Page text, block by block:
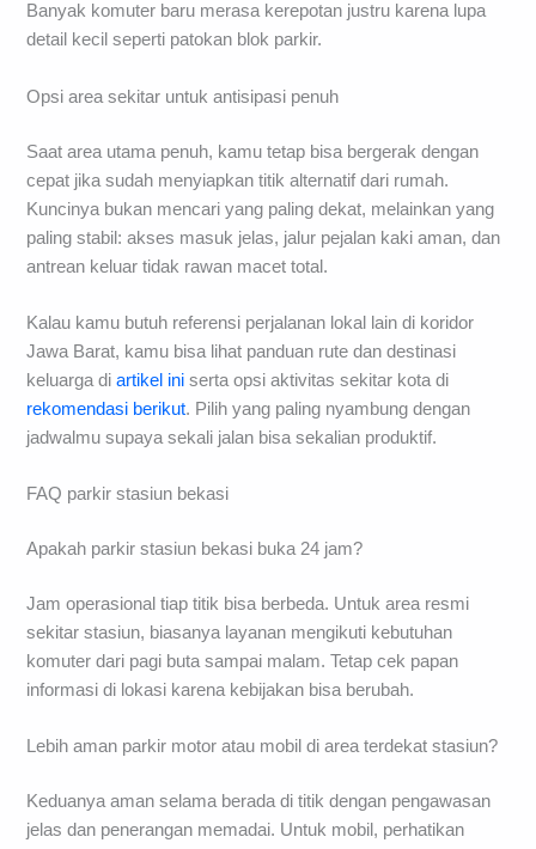
Banyak komuter baru merasa kerepotan justru karena lupa
detail kecil seperti patokan blok parkir.
Opsi area sekitar untuk antisipasi penuh
Saat area utama penuh, kamu tetap bisa bergerak dengan
cepat jika sudah menyiapkan titik alternatif dari rumah.
Kuncinya bukan mencari yang paling dekat, melainkan yang
paling stabil: akses masuk jelas, jalur pejalan kaki aman, dan
antrean keluar tidak rawan macet total.
Kalau kamu butuh referensi perjalanan lokal lain di koridor
Jawa Barat, kamu bisa lihat panduan rute dan destinasi
keluarga diartikel ini serta opsi aktivitas sekitar kota di
rekomendasi berikut. Pilih yang paling nyambung dengan
jadwalmu supaya sekali jalan bisa sekalian produktif.
FAQ parkir stasiun bekasi
Apakah parkir stasiun bekasi buka 24 jam?
Jam operasional tiap titik bisa berbeda. Untuk area resmi
sekitar stasiun, biasanya layanan mengikuti kebutuhan
komuter dari pagi buta sampai malam. Tetap cek papan
informasi di lokasi karena kebijakan bisa berubah.
Lebih aman parkir motor atau mobil di area terdekat stasiun?
Keduanya aman selama berada di titik dengan pengawasan
jelas dan penerangan memadai. Untuk mobil, perhatikan